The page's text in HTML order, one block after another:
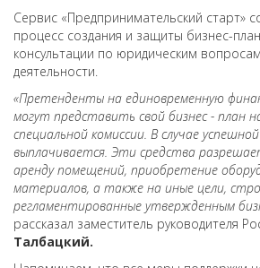
Сервис «Предпринимательский старт»
процесс создания и защиты бизнес-
консультации по юридическим
деятельности.
«Претенденты на единовременную
могут представить свой бизнес - план
специальной комиссии. В случае
выплачивается. Эти средства
аренду помещений, приобретение
материалов, а также на иные цели,
регламентированные утвержденным
рассказал заместитель руководителя
Талбацкий.